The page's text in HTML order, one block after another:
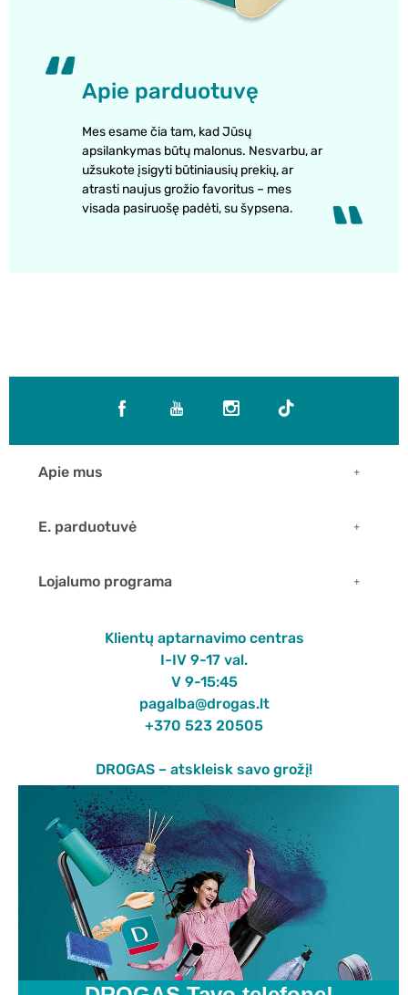
Apie parduotuvę
Mes esame čia tam, kad Jūsų
apsilankymas būtų malonus. Nesvarbu, ar
užsukote įsigyti būtiniausių prekių, ar
atrasti naujus grožio favoritus – mes
visada pasiruošę padėti, su šypsena.
Apie mus
E. parduotuvė
Lojalumo programa
Klientų aptarnavimo centras
I-IV 9-17 val.
V 9-15:45
pagalba@drogas.lt
+370 523 20505
DROGAS – atskleisk savo grožį!